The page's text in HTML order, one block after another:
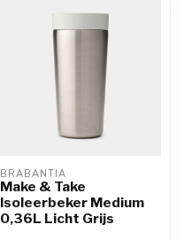
BRABANTIA
Make & Take
Isoleerbeker Medium
0,36L Licht Grijs